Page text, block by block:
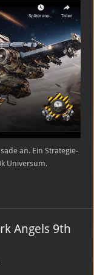
an. Ein Strategie-
Universum.
Angels 9th